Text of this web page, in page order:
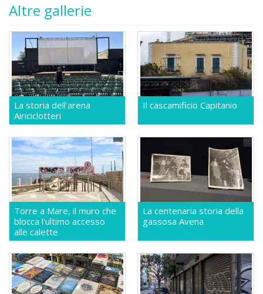
Altre gallerie
La storia dell'arena
Airiciclotteri
Il cascamificio Capitanio
Torre a Mare, il muro che
blocca l'ultimo accesso
alle calette
La centenaria storia della
gassosa Avena